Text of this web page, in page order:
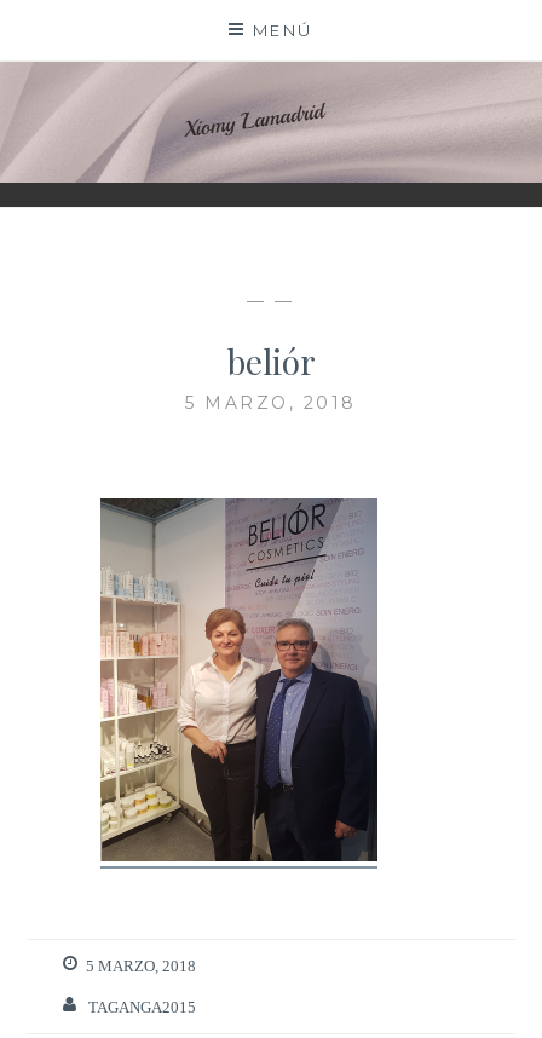
contenido
MENÚ
XIOMY LAMADRID
— —
beliór
5 MARZO, 2018
5 MARZO, 2018
TAGANGA2015